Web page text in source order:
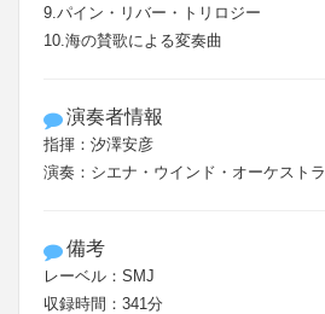
9.パイン・リバー・トリロジー
10.海の賛歌による変奏曲
演奏者情報
指揮：汐澤安彦
演奏：シエナ・ウインド・オーケストラ
備考
レーベル：SMJ
収録時間：341分